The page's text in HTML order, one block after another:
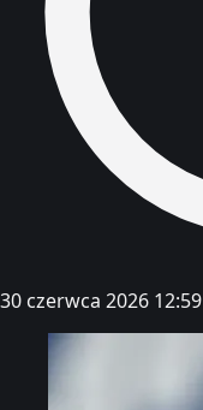
30 czerwca 2026 12:59